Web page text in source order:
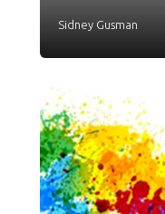
Sidney Gusman